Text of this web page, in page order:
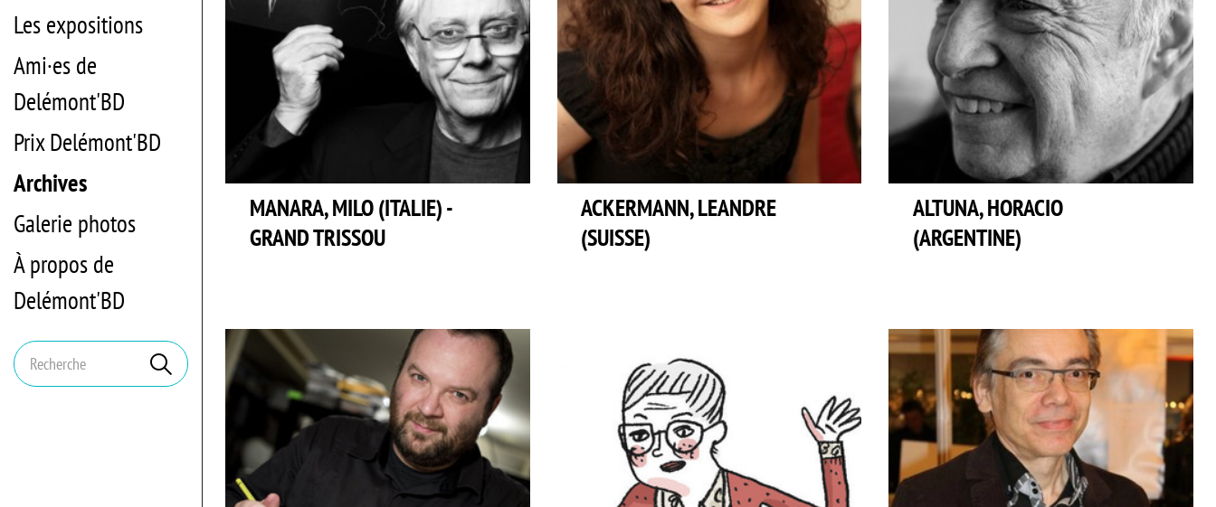
Les expositions
Ami·es de
Delémont'BD
Prix Delémont'BD
Archives
Galerie photos
À propos de
Delémont'BD
Mots
clés
Rechercher
MANARA, MILO (ITALIE) -
GRAND TRISSOU
ACKERMANN, LEANDRE
(SUISSE)
ALTUNA, HORACIO
(ARGENTINE)